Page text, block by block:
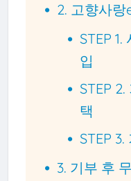
2. 고향사
STEP
입
STEP
택
STEP
3. 기부 후